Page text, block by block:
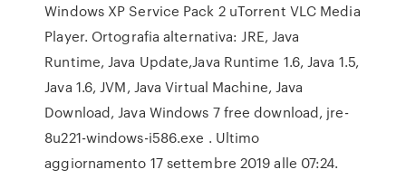
Windows XP Service Pack 2 uTorrent VLC Media
Player. Ortografia alternativa: JRE, Java
Runtime, Java Update,Java Runtime 1.6, Java 1.5,
Java 1.6, JVM, Java Virtual Machine, Java
Download, Java Windows 7 free download, jre-
8u221-windows-i586.exe . Ultimo
aggiornamento 17 settembre 2019 alle 07:24.